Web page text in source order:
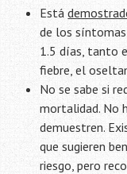
Está
de los
1.5 días, tanto
fiebre, el
No se sabe si
mortalidad. No
demuestren.
que sugieren
riesgo, pero